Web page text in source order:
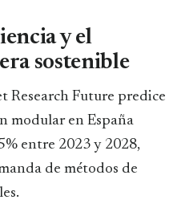
y el
sostenible
Research Future predice
modular en España
entre 2023 y 2028,
de métodos de